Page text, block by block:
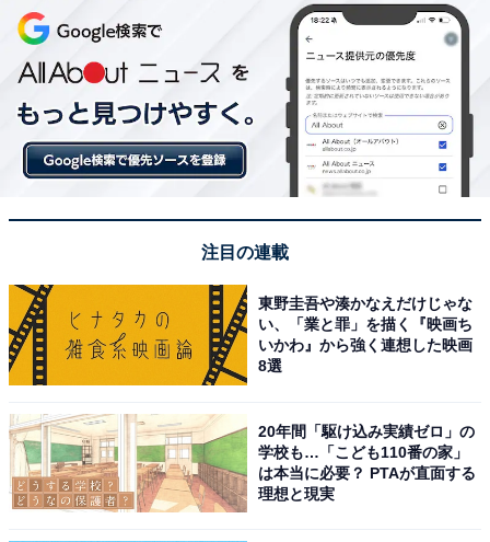
小比類巻はカーンから、隆がゲーム内に存在していたの
は父母が代わりにログインしていたからだと聞かされま
す。最上はそれを知りながら、隆がゲーム内で生きてい
ると信じる小比類巻を気遣い黙っていたのです。小比類
巻は思いやりを向けてくれた最上に感謝を伝えるのでし
注目の連載
東野圭吾や湊かなえだけじゃな
い、「業と罪」を描く『映画ち
いかわ』から強く連想した映画
8選
20年間「駆け込み実績ゼロ」の
学校も…「こども110番の家」
は本当に必要？ PTAが直面する
理想と現実